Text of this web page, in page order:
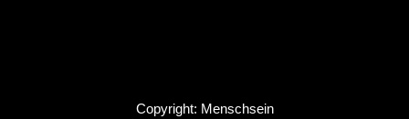
Copyright: Menschsein